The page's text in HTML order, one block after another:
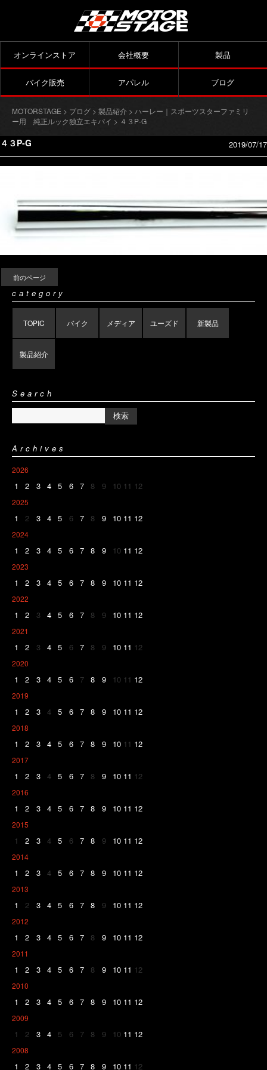
オンラインストア 会社概要 製品
バイク販売 アパレル ブログ
MOTORSTAGE > ブログ > 製品紹介 > ハーレー｜スポーツスターファミリ
ー用 純正ルック独立エキパイ > ４３P-G
４３P-G 2019/07/17
前のページ
category
TOPIC バイク メディア ユーズド 新製品
製品紹介
Search
Archives
2026
1 2 3 4 5 6 7 8 9 10 11 12
2025
1 2 3 4 5 6 7 8 9 10 11 12
2024
1 2 3 4 5 6 7 8 9 10 11 12
2023
1 2 3 4 5 6 7 8 9 10 11 12
2022
1 2 3 4 5 6 7 8 9 10 11 12
2021
1 2 3 4 5 6 7 8 9 10 11 12
2020
1 2 3 4 5 6 7 8 9 10 11 12
2019
1 2 3 4 5 6 7 8 9 10 11 12
2018
1 2 3 4 5 6 7 8 9 10 11 12
2017
1 2 3 4 5 6 7 8 9 10 11 12
2016
1 2 3 4 5 6 7 8 9 10 11 12
2015
1 2 3 4 5 6 7 8 9 10 11 12
2014
1 2 3 4 5 6 7 8 9 10 11 12
2013
1 2 3 4 5 6 7 8 9 10 11 12
2012
1 2 3 4 5 6 7 8 9 10 11 12
2011
1 2 3 4 5 6 7 8 9 10 11 12
2010
1 2 3 4 5 6 7 8 9 10 11 12
2009
1 2 3 4 5 6 7 8 9 10 11 12
2008
1 2 3 4 5 6 7 8 9 10 11 12